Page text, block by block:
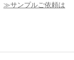
≫サンプルご依頼は